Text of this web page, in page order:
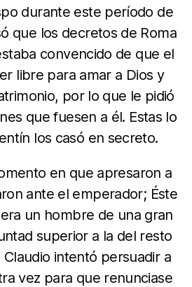
durante este período de
que los decretos de Roma
convencido de que el
libre para amar a Dios y
por lo que le pidió
que fuesen a él. Estas lo
los casó en secreto.
en que apresaron a
ante el emperador; Éste
un hombre de una gran
superior a la del resto
intentó persuadir a
vez para que renunciase